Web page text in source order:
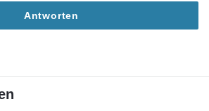
Antworten